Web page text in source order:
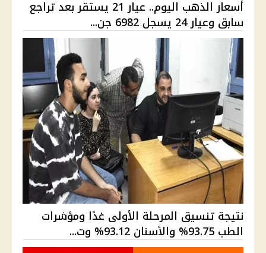
أسعار الذهب اليوم.. عيار 21 يستقر بعد تراجع
سابق وعيار 24 يسجل 6982 جن...
نتيجة تنسيق المرحلة الأولى غدًا ومؤشرات
الطب 93.75% والأسنان 93.12% وت...